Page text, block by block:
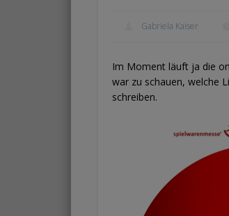
Gabriela Kaiser
Im Moment läuft ja die
war zu schauen, welche
schreiben.